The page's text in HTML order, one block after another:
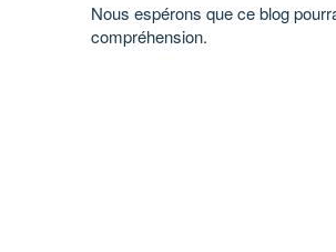
Nous espérons que ce blog
compréhension.